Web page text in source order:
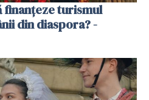
finanțeze turismul
din diaspora? -